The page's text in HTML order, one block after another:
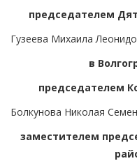
председателем
Гузеева Михаила
в
председателем
Болкунова Николая
заместителем